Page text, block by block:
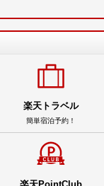
楽天トラベル
簡単宿泊予約！